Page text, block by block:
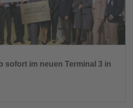
sofort im neuen Terminal 3 in